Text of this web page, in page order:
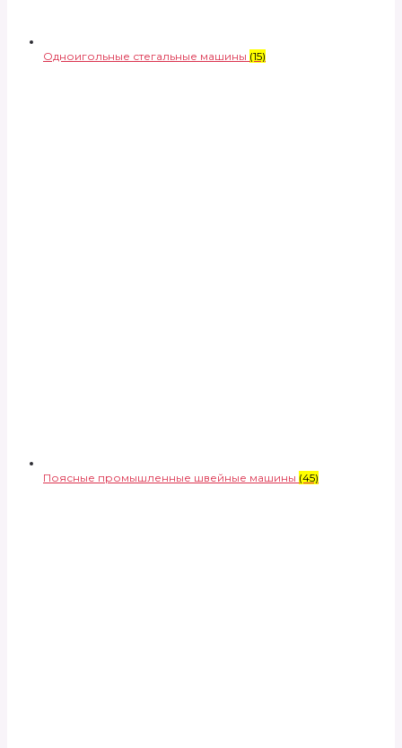
Одноигольные стегальные машины (15)
Поясные промышленные швейные машины (45)